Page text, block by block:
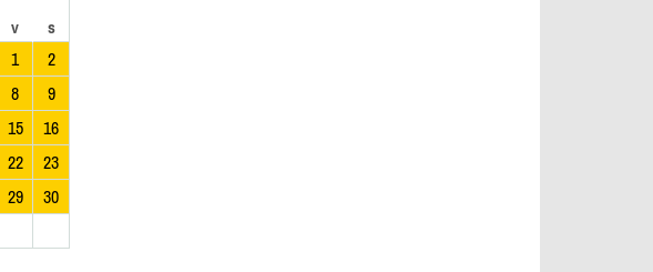
v s
1
2
8
9
15
16
22
23
29
30